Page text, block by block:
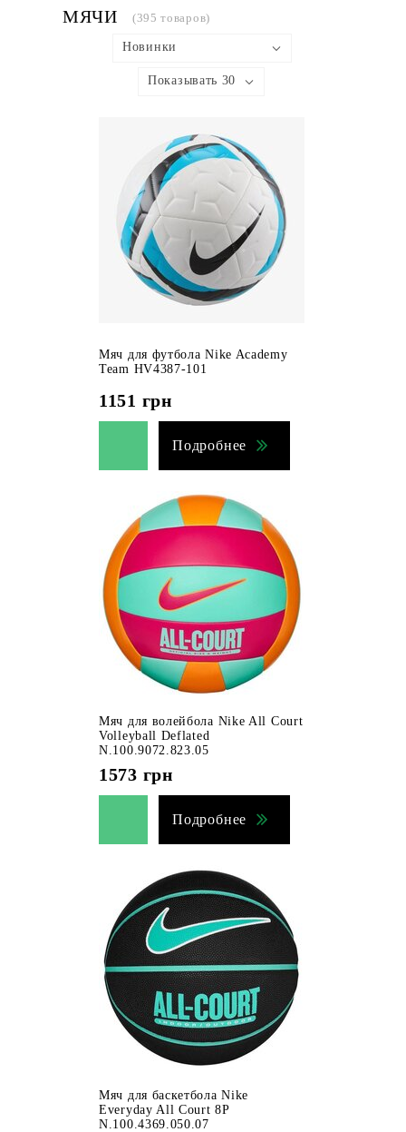
МЯЧИ (395 товаров)
Новинки
Показывать 30
Мяч для футбола Nike Academy
Team HV4387-101
1151 грн
Подробнее
Мяч для волейбола Nike All Court
Volleyball Deflated
N.100.9072.823.05
1573 грн
Подробнее
Мяч для баскетбола Nike
Everyday All Court 8P
N.100.4369.050.07